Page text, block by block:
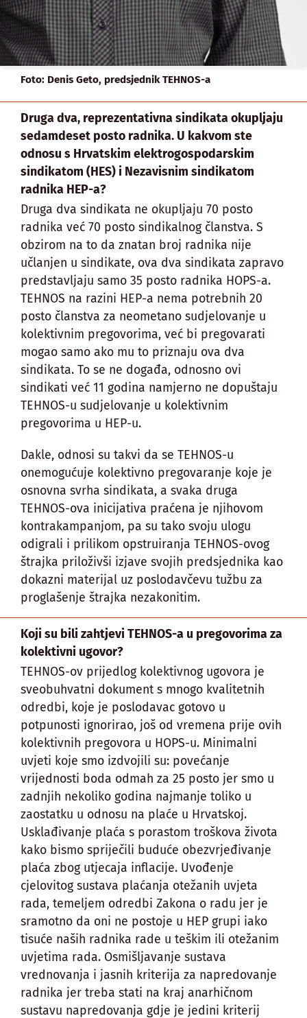
Foto: Denis Geto, predsjednik TEHNOS-a
Druga dva, reprezentativna sindikata okupljaju
sedamdeset posto radnika. U kakvom ste
odnosu s Hrvatskim elektrogospodarskim
sindikatom (HES) i Nezavisnim sindikatom
radnika HEP-a?
Druga dva sindikata ne okupljaju 70 posto
radnika već 70 posto sindikalnog članstva. S
obzirom na to da znatan broj radnika nije
učlanjen u sindikate, ova dva sindikata zapravo
predstavljaju samo 35 posto radnika HOPS-a.
TEHNOS na razini HEP-a nema potrebnih 20
posto članstva za neometano sudjelovanje u
kolektivnim pregovorima, već bi pregovarati
mogao samo ako mu to priznaju ova dva
sindikata. To se ne događa, odnosno ovi
sindikati već 11 godina namjerno ne dopuštaju
TEHNOS-u sudjelovanje u kolektivnim
pregovorima u HEP-u.
Dakle, odnosi su takvi da se TEHNOS-u
onemogućuje kolektivno pregovaranje koje je
osnovna svrha sindikata, a svaka druga
TEHNOS-ova inicijativa praćena je njihovom
kontrakampanjom, pa su tako svoju ulogu
odigrali i prilikom opstruiranja TEHNOS-ovog
štrajka priloživši izjave svojih predsjednika kao
dokazni materijal uz poslodavčevu tužbu za
proglašenje štrajka nezakonitim.
Koji su bili zahtjevi TEHNOS-a u pregovorima za
kolektivni ugovor?
TEHNOS-ov prijedlog kolektivnog ugovora je
sveobuhvatni dokument s mnogo kvalitetnih
odredbi, koje je poslodavac gotovo u
potpunosti ignorirao, još od vremena prije ovih
kolektivnih pregovora u HOPS-u. Minimalni
uvjeti koje smo izdvojili su: povećanje
vrijednosti boda odmah za 25 posto jer smo u
zadnjih nekoliko godina najmanje toliko u
zaostatku u odnosu na plaće u Hrvatskoj.
Usklađivanje plaća s porastom troškova života
kako bismo spriječili buduće obezvrjeđivanje
plaća zbog utjecaja inflacije. Uvođenje
cjelovitog sustava plaćanja otežanih uvjeta
rada, temeljem odredbi Zakona o radu jer je
sramotno da oni ne postoje u HEP grupi iako
tisuće naših radnika rade u teškim ili otežanim
uvjetima rada. Osmišljavanje sustava
vrednovanja i jasnih kriterija za napredovanje
radnika jer treba stati na kraj anarhičnom
sustavu napredovanja gdje je jedini kriterij